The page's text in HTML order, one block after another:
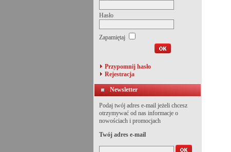
Hasło
Zapamiętaj
Przypomnij hasło
Rejestracja
Newsletter
Podaj twój adres e-mail jeżeli chcesz
otrzymywać od nas informacje o
nowościach i promocjach
Twój adres e-mail